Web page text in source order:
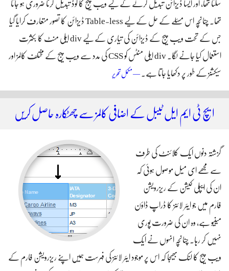
سکتا تھا، اور ایسا ڈیزائن تبدیل کرنے کے لیے ویب پیج کا کوڈ تبدیل کرنا ضروری ہو جاتا
تھا۔ چنانچہ اس مسئلے کے حل کے لیے Table-less ڈیزائن کا تصور متعارف کرایا گیا
جس کے تحت ویب پیج کے ڈیزائن کی تیاری کے لیے div ایلی منٹ کا بکثرت
استعمال کیا جانے لگا۔ div ایلی منٹس کو CSS کی مدد سے ویب پیج کے مختلف کالمز اور
سیکشنز کے طور پر دکھایا جاتا ہے۔ — مکمل تحریر
کے ایلی منٹس
ایچ ٹی ایم ایل ٹیبل کے اضافی کالمز سے چھٹکارہ حاصل کریں
گزشتہ دنوں ایک کلائنٹ کی طرف
سے مجھے ای میل موصول ہوئی کہ
ان کی ایپلی کیشن کے ریزرویشن
فارم میں جو ایئر لائنز کا ڈراپ ڈاؤن
مینیو ہے، وہ ان کی ضرورت پوری
نہیں کر رہا۔ چنانچہ انہوں نے ایک
ویب پیج کا لنک بھیجا کہ اس پر موجود ایئر لائنز کی فہرست ہمیں اپنے ریزرویشن فارم کے